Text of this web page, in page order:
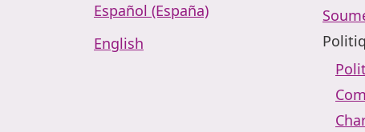
Español (España)
English